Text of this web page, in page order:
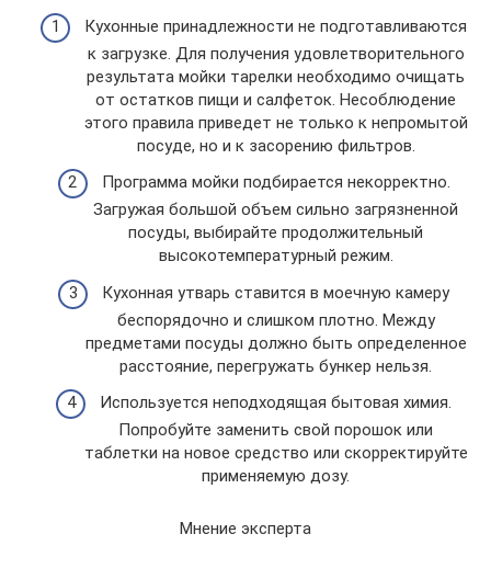
Кухонные принадлежности не подготавливаются
к загрузке. Для получения удовлетворительного
результата мойки тарелки необходимо очищать
от остатков пищи и салфеток. Несоблюдение
этого правила приведет не только к непромытой
посуде, но и к засорению фильтров.
Программа мойки подбирается некорректно.
Загружая большой объем сильно загрязненной
посуды, выбирайте продолжительный
высокотемпературный режим.
Кухонная утварь ставится в моечную камеру
беспорядочно и слишком плотно. Между
предметами посуды должно быть определенное
расстояние, перегружать бункер нельзя.
Используется неподходящая бытовая химия.
Попробуйте заменить свой порошок или
таблетки на новое средство или скорректируйте
применяемую дозу.
Мнение эксперта